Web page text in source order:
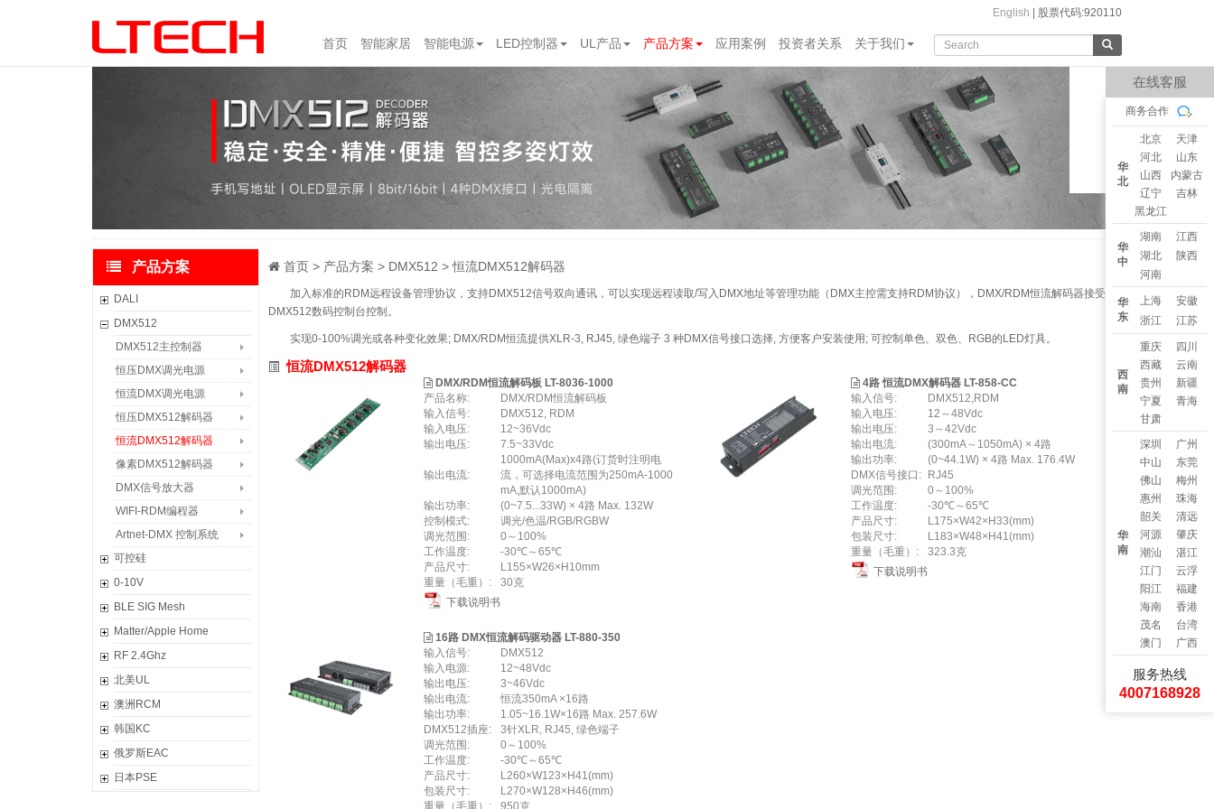
English 股票代码:920110
首页 智能家居 智能电源 LED控制器 UL产品 产品方案 应用案例 投资者关系 关于我们
产品方案
DALI
DALI主控
DALI面板
DALI感应器
DALI控制器
DALI转换器
恒压DALI调光电源
恒流DALI调光电源
恒压DALI低压驱动器
DMX512
DMX512主控制器
恒压DMX调光电源
恒流DMX调光电源
恒压DMX512解码器
恒流DMX512解码器
像素DMX512解码器
DMX信号放大器
WIFI-RDM编程器
Artnet-DMX 控制系统
可控硅
恒压调光电源
恒流调光电源
负载补偿器
可控硅调光器
0-10V
恒压0/1-10V调光电源
恒流0/1-10V调光电源
0/1-10V低压驱动器
0/1-10V调光器
BLE SIG Mesh
超级智能面板
迪拜·超级智能旋钮
摩德纳·超级智能开关
蓝牙恒压智能电源
蓝牙恒流智能电源
蓝牙控制器
生态组件
Matter/Apple Home
智能网关
恒压Matter调光电源
恒流Matter调光电源
Matter控制器
Matter调光器
RF 2.4Ghz
C系列控制器
Mini Pro系列
L-BUS照明控制系统
DX无线控制系统
T系列2.4G控制器
北美UL
恒压调光电源
恒流调光电源
无线控制器
DMX512解码器
澳洲RCM
超级智能开关
蓝牙5.2无线控制器
RF/DMX512触摸面板
韩国KC
恒压调光电源
恒流调光电源
俄罗斯EAC
恒压调光电源
日本PSE
首页 产品方案 DMX512 恒流DMX512解码器
加入标准的RDM远程设备管理协议，支持DMX512信号双向通讯，可以实现远程读取/写入DMX地址等管理功能（DMX主控需支持RDM协议），DMX/RDM恒流解码器接受
DMX512数码控制台控制。
实现0-100%调光或各种变化效果; DMX/RDM恒流提供XLR-3, RJ45, 绿色端子 3 种DMX信号接口选择, 方便客户安装使用; 可控制单色、双色、RGB的LED灯具。
恒流DMX512解码器
DMX/RDM恒流解码板 LT-8036-1000
产品名称:
DMX/RDM恒流解码板
输入信号:
DMX512, RDM
输入电压:
12~36Vdc
输出电压:
7.5~33Vdc
输出电流:
1000mA(Max)x4路(订货时注明电
流，可选择电流范围为250mA-1000
mA,默认1000mA)
输出功率:
(0~7.5...33W) × 4路 Max. 132W
控制模式:
调光/色温/RGB/RGBW
调光范围:
0～100%
工作温度:
-30℃～65℃
产品尺寸:
L155×W26×H10mm
重量（毛重）:
30克
下载说明书
4路 恒流DMX解码器 LT-858-CC
输入信号:
DMX512,RDM
输入电压:
12～48Vdc
输出电压:
3～42Vdc
输出电流:
(300mA～1050mA) × 4路
输出功率:
(0~44.1W) × 4路 Max. 176.4W
DMX信号接口:
RJ45
调光范围:
0～100%
工作温度:
-30℃～65℃
产品尺寸:
L175×W42×H33(mm)
包装尺寸:
L183×W48×H41(mm)
重量（毛重）:
323.3克
下载说明书
16路 DMX恒流解码驱动器 LT-880-350
输入信号:
DMX512
输入电源:
12~48Vdc
输出电压:
3~46Vdc
输出电流:
恒流350mA ×16路
输出功率:
1.05~16.1W×16路 Max. 257.6W
DMX512插座:
3针XLR, RJ45, 绿色端子
调光范围:
0～100%
工作温度:
-30℃～65℃
产品尺寸:
L260×W123×H41(mm)
包装尺寸:
L270×W128×H46(mm)
重量（毛重）:
950克
在线客服
商务合作
华
北
北京
河北
山西
辽宁
黑龙江
天津
山东
内蒙古
吉林
华
中
湖南
湖北
河南
江西
陕西
华
东
上海
浙江
安徽
江苏
西
南
重庆
西藏
贵州
宁夏
甘肃
四川
云南
新疆
青海
华
南
深圳
中山
佛山
惠州
韶关
河源
潮汕
江门
阳江
海南
茂名
澳门
广州
东莞
梅州
珠海
清远
肇庆
湛江
云浮
福建
香港
台湾
广西
服务热线
4007168928